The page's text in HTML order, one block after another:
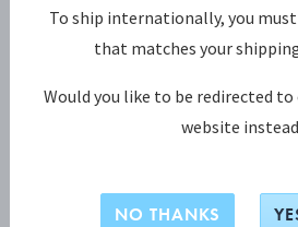
To ship internationally, you
that matches your
Would you like to be redirected
website
NO THANKS